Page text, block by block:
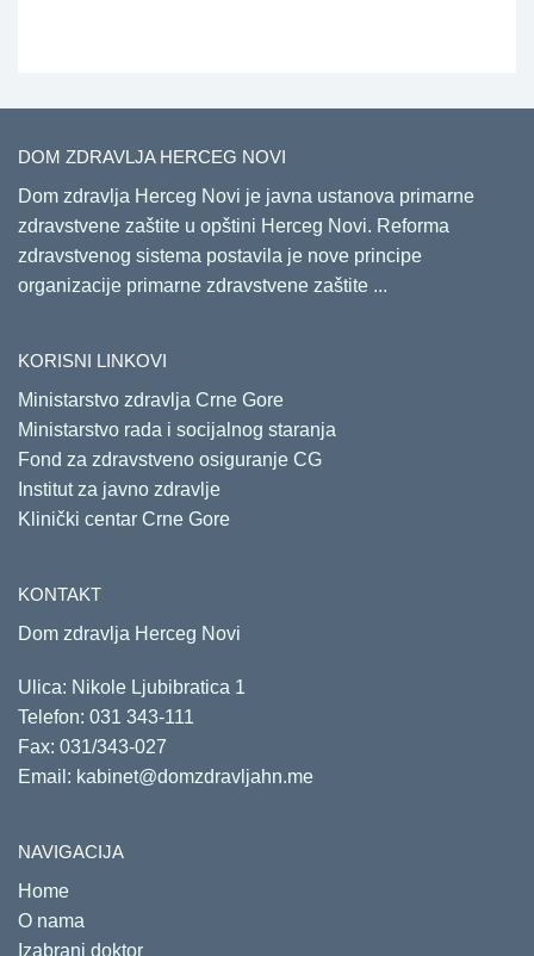
DOM ZDRAVLJA HERCEG NOVI
Dom zdravlja Herceg Novi je javna ustanova primarne
zdravstvene zaštite u opštini Herceg Novi. Reforma
zdravstvenog sistema postavila je nove principe
organizacije primarne zdravstvene zaštite ...
KORISNI LINKOVI
Ministarstvo zdravlja Crne Gore
Ministarstvo rada i socijalnog staranja
Fond za zdravstveno osiguranje CG
Institut za javno zdravlje
Klinički centar Crne Gore
KONTAKT
Dom zdravlja Herceg Novi
Ulica: Nikole Ljubibratica 1
Telefon: 031 343-111
Fax: 031/343-027
Email: kabinet@domzdravljahn.me
NAVIGACIJA
Home
O nama
Izabrani doktor